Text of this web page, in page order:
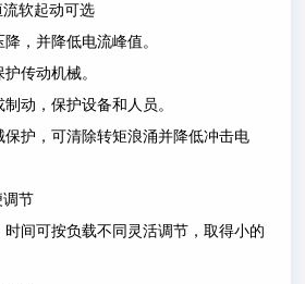
软起动可选
，并降低电流峰值。
传动机械。
，保护设备和人员。
护，可清除转矩浪涌并降低冲击电
调节
间可按负载不同灵活调节，取得小的